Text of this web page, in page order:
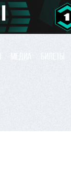
МЕДИА БИЛЕТЫ